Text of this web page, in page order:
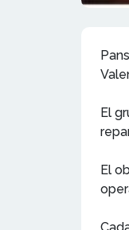
El
El